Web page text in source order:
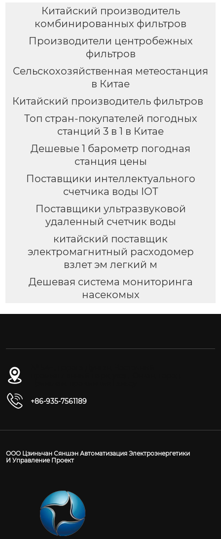
Китайский производитель
комбинированных фильтров
Производители центробежных
фильтров
Сельскохозяйственная метеостанция
в Китае
Китайский производитель фильтров
Топ стран-покупателей погодных
станций 3 в 1 в Китае
Дешевые 1 барометр погодная
станция цены
Поставщики интеллектуального
счетчика воды IOT
Поставщики ультразвуковой
удаленный счетчик воды
китайский поставщик
электромагнитный расходомер
взлет эм легкий м
Дешевая система мониторинга
насекомых
+86-935-7561189
ООО Цзиньчан Сяншэн Автоматизация Электроэнергетики
И Управление Проект